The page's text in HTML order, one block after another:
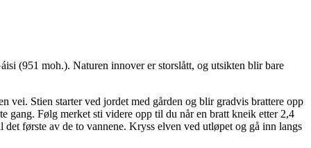
(951 moh.). Naturen innover er storslått, og utsikten blir bare
vei. Stien starter ved jordet med gården og blir gradvis brattere opp
gang. Følg merket sti videre opp til du når en bratt kneik etter 2,4
første av de to vannene. Kryss elven ved utløpet og gå inn langs